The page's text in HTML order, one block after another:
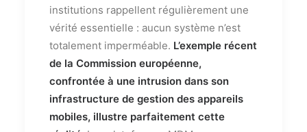
institutions rappellent régulièrement une
vérité essentielle : aucun système n’est
totalement imperméable. L’exemple récent
de la Commission européenne,
confrontée à une intrusion dans son
infrastructure de gestion des appareils
mobiles, illustre parfaitement cette